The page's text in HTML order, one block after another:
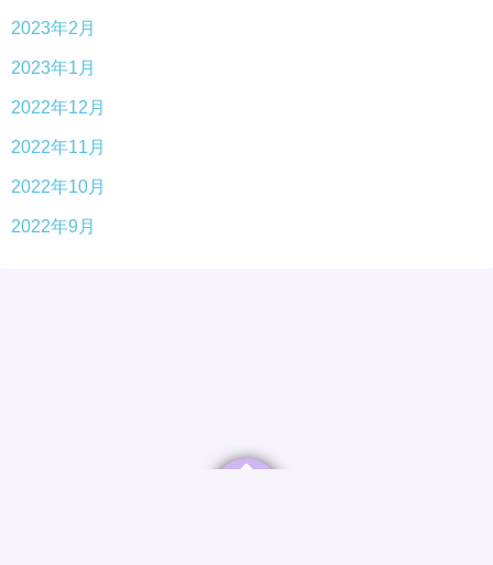
2023年2月
2023年1月
2022年12月
2022年11月
2022年10月
2022年9月